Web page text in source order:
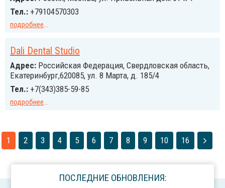
Тел.: +79104570303
подробнее...
Dali Dental Studio
Адрес: Российcкая Федерация, Свердловская область,
Екатеринбург,620085, ул. 8 Марта, д. 185/4
Тел.: +7(343)385-59-85
подробнее...
1 2 3 4 5 6 7 8 9 10 16
ПОСЛЕДНИЕ ОБНОВЛЕНИЯ: